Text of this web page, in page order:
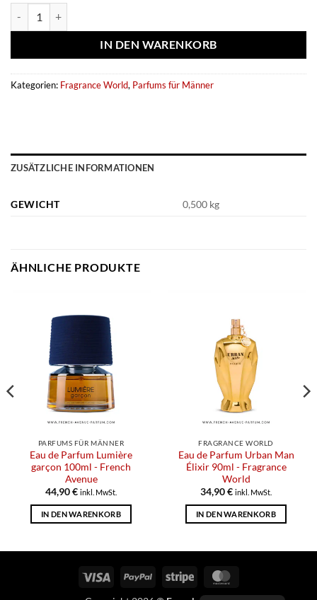
IN DEN WARENKORB
Kategorien: Fragrance World, Parfums für Männer
ZUSÄTZLICHE INFORMATIONEN
GEWICHT 0,500 kg
ÄHNLICHE PRODUKTE
PARFUMS FÜR MÄNNER
Eau de Parfum Lumière
garçon 100ml - French
Avenue
44,90€ inkl. MwSt.
IN DEN WARENKORB
FRAGRANCE WORLD
Eau de Parfum Urban Man
Élixir 90ml - Fragrance
World
34,90€ inkl. MwSt.
IN DEN WARENKORB
Visum PayPal Streifen